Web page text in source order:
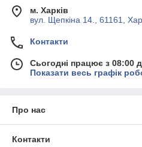
м. Харків
вул. Щепкіна 14., 61161,
Контакти
Сьогодні працює з 08:00
Показати весь графік
Про нас
Контакти